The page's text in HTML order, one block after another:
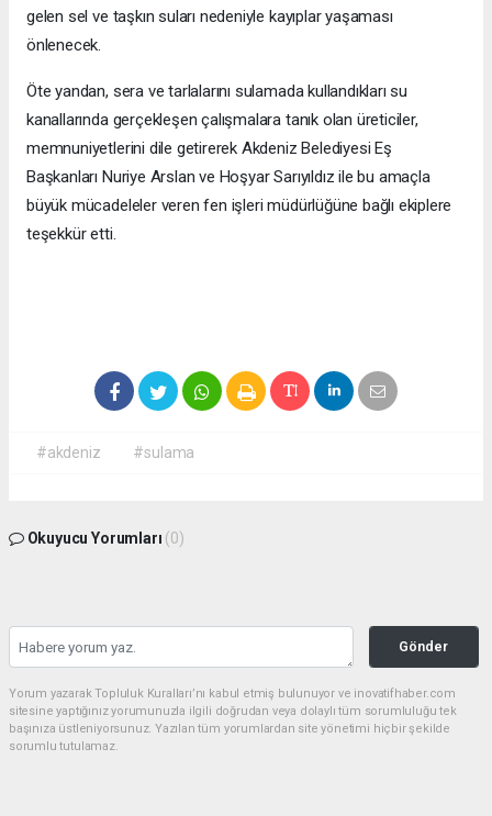
gelen sel ve taşkın suları nedeniyle kayıplar yaşaması
önlenecek.
Öte yandan, sera ve tarlalarını sulamada kullandıkları su
kanallarında gerçekleşen çalışmalara tanık olan üreticiler,
memnuniyetlerini dile getirerek Akdeniz Belediyesi Eş
Başkanları Nuriye Arslan ve Hoşyar Sarıyıldız ile bu amaçla
büyük mücadeleler veren fen işleri müdürlüğüne bağlı ekiplere
teşekkür etti.
#akdeniz #sulama
Okuyucu Yorumları (0)
Gönder
Yorum yazarak Topluluk Kuralları’nı kabul etmiş bulunuyor ve inovatifhaber.com
sitesine yaptığınız yorumunuzla ilgili doğrudan veya dolaylı tüm sorumluluğu tek
başınıza üstleniyorsunuz. Yazılan tüm yorumlardan site yönetimi hiçbir şekilde
sorumlu tutulamaz.